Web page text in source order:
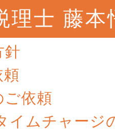
理士 藤本
針
依頼
イムチャージ